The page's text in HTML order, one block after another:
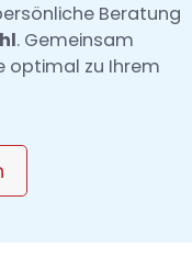
Beratung
. Gemeinsam
optimal zu Ihrem